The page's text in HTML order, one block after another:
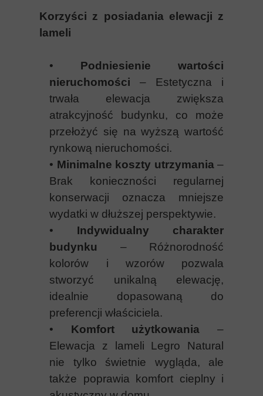
Korzyści z posiadania elewacji z
lameli
•
Podniesienie wartości
nieruchomości – Estetyczna i
trwała elewacja zwiększa
atrakcyjność budynku, co może
przełożyć się na wyższą wartość
rynkową nieruchomości.
• Minimalne koszty utrzymania–
Brak konieczności regularnej
konserwacji oznacza mniejsze
wydatki w dłuższej perspektywie.
•
Indywidualny charakter
budynku
– Różnorodność
kolorów i wzorów pozwala
stworzyć unikalną elewację,
idealnie dopasowaną do
preferencji właściciela.
•
Komfort użytkowania –
Elewacja z lameli Legro Natural
nie tylko świetnie wygląda, ale
także poprawia komfort cieplny i